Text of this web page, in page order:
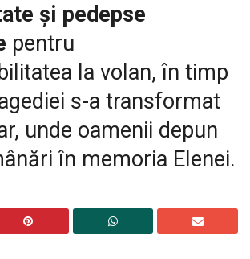
și pedepse
pentru
la volan, în timp
s-a transformat
unde oamenii depun
în memoria Elenei.